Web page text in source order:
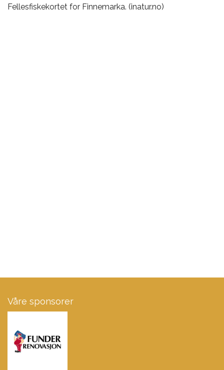
Fellesfiskekortet for Finnemarka. (inatur.no)
Våre sponsorer